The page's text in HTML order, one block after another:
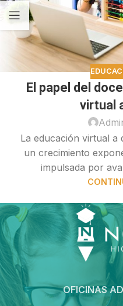
El papel del
virtual
La educación virtual a
un crecimiento
impulsada por
OFICINAS